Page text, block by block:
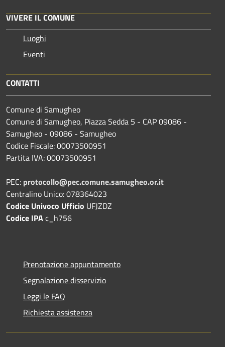
VIVERE IL COMUNE
Luoghi
Eventi
CONTATTI
Comune di Samugheo
Comune di Samugheo, Piazza Sedda 5 - CAP 09086 -
Samugheo - 09086 - Samugheo
Codice Fiscale: 00073500951
Partita IVA: 00073500951
PEC: protocollo@pec.comune.samugheo.or.it
Centralino Unico: 078364023
Codice Univoco Ufficio UFJZDZ
Codice IPAc_h756
Prenotazione appuntamento
Segnalazione disservizio
Leggi le FAQ
Richiesta assistenza